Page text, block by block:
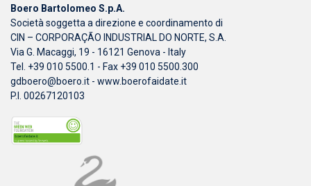
Boero Bartolomeo S.p.A.
Società soggetta a direzione e coordinamento di
CIN – CORPORAÇÃO INDUSTRIAL DO NORTE, S.A.
Via G. Macaggi, 19 - 16121 Genova - Italy
Tel. +39 010 5500.1 - Fax +39 010 5500.300
gdboero@boero.it - www.boerofaidate.it
P.I. 00267120103